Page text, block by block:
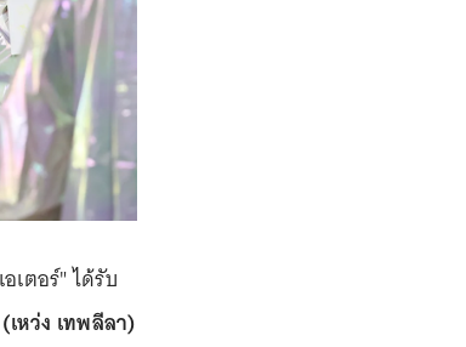
เตอร์" ได้รับ
หว่ง เทพลีลา)